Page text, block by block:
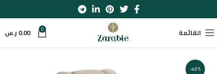
القائمة 0
0.00 ر.س
-40%